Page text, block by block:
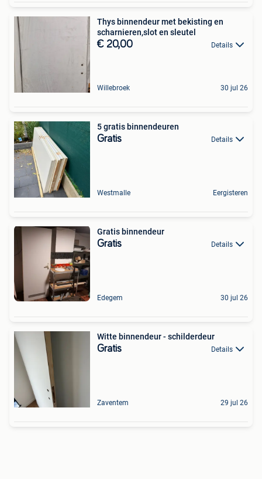
Thys binnendeur met bekisting en
scharnieren,slot en sleutel
€ 20,00 Details
Willebroek 30 jul 26
5 gratis binnendeuren
Gratis Details
Westmalle Eergisteren
Gratis binnendeur
Gratis Details
Edegem 30 jul 26
Witte binnendeur - schilderdeur
Gratis Details
Zaventem 29 jul 26